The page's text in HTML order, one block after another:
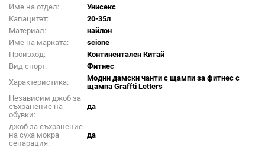
Име на отдел:
Унисекс
Капацитет:
20-35л
Материал:
найлон
Име на марката:
scione
Произход:
Континентален Китай
Вид спорт:
Фитнес
Характеристика:
Модни дамски чанти с щампи за фитнес с
щампа Graffti Letters
Независим джоб за
съхранение на
обувки:
да
джоб за съхранение
на суха мокра
сепарация:
да